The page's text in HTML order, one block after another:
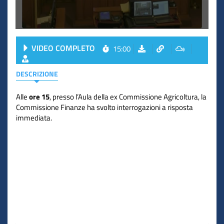
VIDEO COMPLETO 15:00
DESCRIZIONE
Alleore 15, presso l’Aula della ex Commissione Agricoltura, la
Commissione Finanze ha svolto interrogazioni a risposta
immediata.